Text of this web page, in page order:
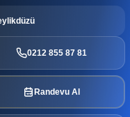
0212 855 87 81
Randevu Al